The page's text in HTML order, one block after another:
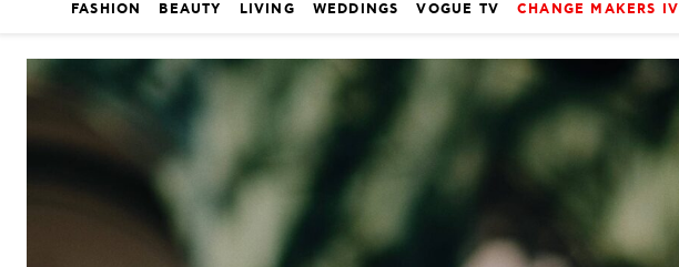
FASHION BEAUTY LIVING WEDDINGS VOGUE TV CHANGE MAKERS IV